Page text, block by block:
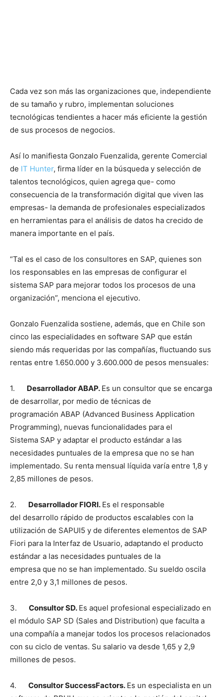
Cada vez son más las organizaciones que, independiente
de su tamaño y rubro, implementan soluciones
tecnológicas tendientes a hacer más eficiente la gestión
de sus procesos de negocios.
Así lo manifiesta Gonzalo Fuenzalida, gerente Comercial
de IT Hunter, firma líder en la búsqueda y selección de
talentos tecnológicos, quien agrega que- como
consecuencia de la transformación digital que viven las
empresas- la demanda de profesionales especializados
en herramientas para el análisis de datos ha crecido de
manera importante en el país.
“Tal es el caso de los consultores en SAP, quienes son
los responsables en las empresas de configurar el
sistema SAP para mejorar todos los procesos de una
organización”, menciona el ejecutivo.
Gonzalo Fuenzalida sostiene, además, que en Chile son
cinco las especialidades en software SAP que están
siendo más requeridas por las compañías, fluctuando sus
rentas entre 1.650.000 y 3.600.000 de pesos mensuales:
1. Desarrollador ABAP. Es un consultor que se encarga
de desarrollar, por medio de técnicas de
programación ABAP (Advanced Business Application
Programming), nuevas funcionalidades para el
Sistema SAP y adaptar el producto estándar a las
necesidades puntuales de la empresa que no se han
implementado. Su renta mensual líquida varía entre 1,8 y
2,85 millones de pesos.
2. Desarrollador FIORI. Es el responsable
del desarrollo rápido de productos escalables con la
utilización de SAPUI5 y de diferentes elementos de SAP
Fiori para la Interfaz de Usuario, adaptando el producto
estándar a las necesidades puntuales de la
empresa que no se han implementado. Su sueldo oscila
entre 2,0 y 3,1 millones de pesos.
3. Consultor SD. Es aquel profesional especializado en
el módulo SAP SD (Sales and Distribution) que faculta a
una compañía a manejar todos los procesos relacionados
con su ciclo de ventas. Su salario va desde 1,65 y 2,9
millones de pesos.
4. Consultor SuccessFactors. Es un especialista en un